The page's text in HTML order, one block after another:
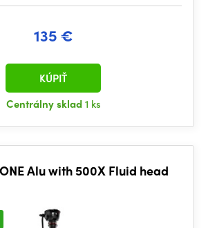
135 €
Centrálny sklad1 ks
KÚPIŤ
Alu with 500X Fluid head